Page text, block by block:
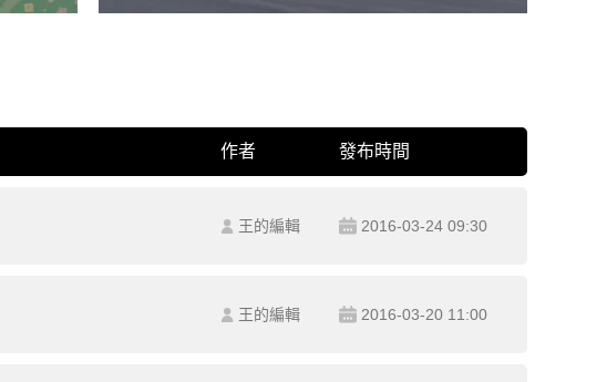
作者 發布時間
王的編輯 2016-03-24 09:30
王的編輯 2016-03-20 11:00